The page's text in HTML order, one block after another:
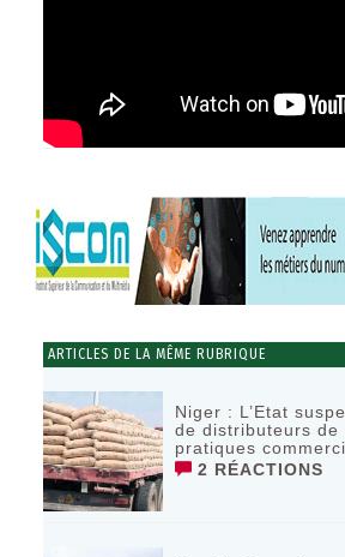
ARTICLES DE LA MÊME RUBRIQUE
Niger : L’Etat
de distributeurs de
pratiques
2 RÉACTIONS